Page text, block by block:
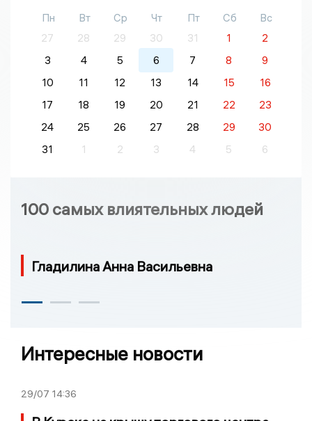
Пн Вт Ср Чт Пт Сб
Вс
27
28 29 30 31 1
2
3
4 5 6 7 8
9
10
11 12 13 14 15
16
17
18 19 20 21 22
23
24
25 26 27 28 29
30
31
1 2 3 4 5 6
100 самых влиятельных людей
Гладилина Анна Васильевна
Интересные новости
29/07 14:36